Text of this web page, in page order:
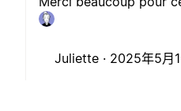
Juliette · 2025年5月